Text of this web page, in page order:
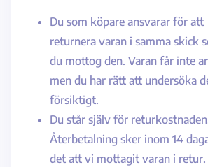
Du som köpare ansvarar för att
returnera varan i samma skick
du mottog den. Varan får inte
men du har rätt att undersöka
försiktigt.
Du står själv för
Återbetalning sker inom 14
det att vi mottagit varan i retur.